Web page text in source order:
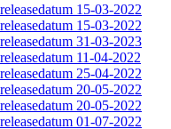
15-03-2022
15-03-2022
31-03-2023
11-04-2022
25-04-2022
20-05-2022
20-05-2022
01-07-2022